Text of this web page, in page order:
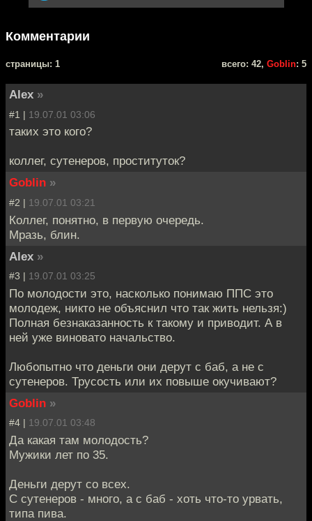
Комментарии
cтраницы: 1 всего: 42, Goblin: 5
Alex »
#1 | 19.07.01 03:06
таких это кого?
коллег, сутенеров, проституток?
Goblin »
#2 | 19.07.01 03:21
Коллег, понятно, в первую очередь.
Мразь, блин.
Alex »
#3 | 19.07.01 03:25
По молодости это, насколько понимаю ППС это
молодеж, никто не объяснил что так жить нельзя:)
Полная безнаказанность к такому и приводит. А в
ней уже виновато начальство.
Любопытно что деньги они дерут с баб, а не с
сутенеров. Трусость или их повыше окучивают?
Goblin »
#4 | 19.07.01 03:48
Да какая там молодость?
Мужики лет по 35.
Деньги дерут со всех.
С сутенеров - много, а с баб - хоть что-то урвать,
типа пива.